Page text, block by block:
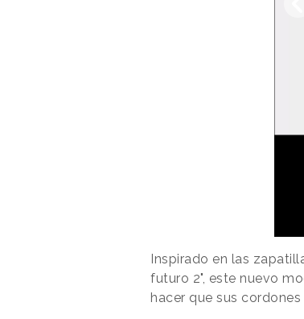
Inspirado en las
futuro 2", este nuevo
hacer que sus